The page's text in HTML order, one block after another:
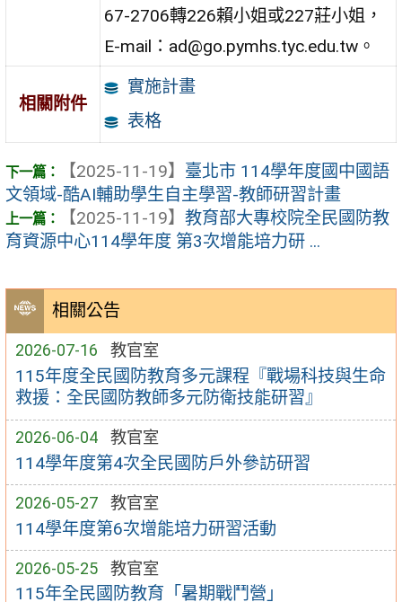
相關公告
2026-07-16 教官室
115年度全民國防教育多元課程『戰場科技與生命
救援：全民國防教師多元防衛技能研習』
2026-06-04 教官室
114學年度第4次全民國防戶外參訪研習
2026-05-27 教官室
114學年度第6次增能培力研習活動
2026-05-25 教官室
115年全民國防教育「暑期戰鬥營」
67-2706轉226賴小姐或227莊小姐，
E-mail：ad@go.pymhs.tyc.edu.tw。
相關附件
實施計畫
表格
【2025-11-19】 臺北市 114學年度國中國語
文領域-酷AI輔助學生自主學習-教師研習計畫
【2025-11-19】 教育部大專校院全民國防教
育資源中心114學年度 第3次增能培力研 ...